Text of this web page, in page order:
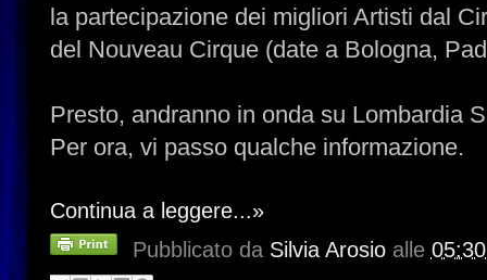
la partecipazione dei migliori Artisti dal
del Nouveau Cirque (date a Bologna,
Presto, andranno in onda su Lombardia
Per ora, vi passo qualche informazione.
Continua a leggere...»
Pubblicato da Silvia Arosio alle